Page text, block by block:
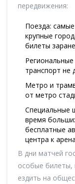
передвижения:
Поезда:
крупные
билеты
транспорт не
Метро и
от метро
Специальные
время
бесплатные
центра к
В дни матчей
особые билеты,
ездить на